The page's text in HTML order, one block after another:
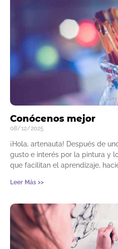
Conócenos mejor
08/12/2025
¡Hola, artenauta! Después de
gusto e interés por la pintura y
que facilitan el aprendizaje,
Leer Más >>